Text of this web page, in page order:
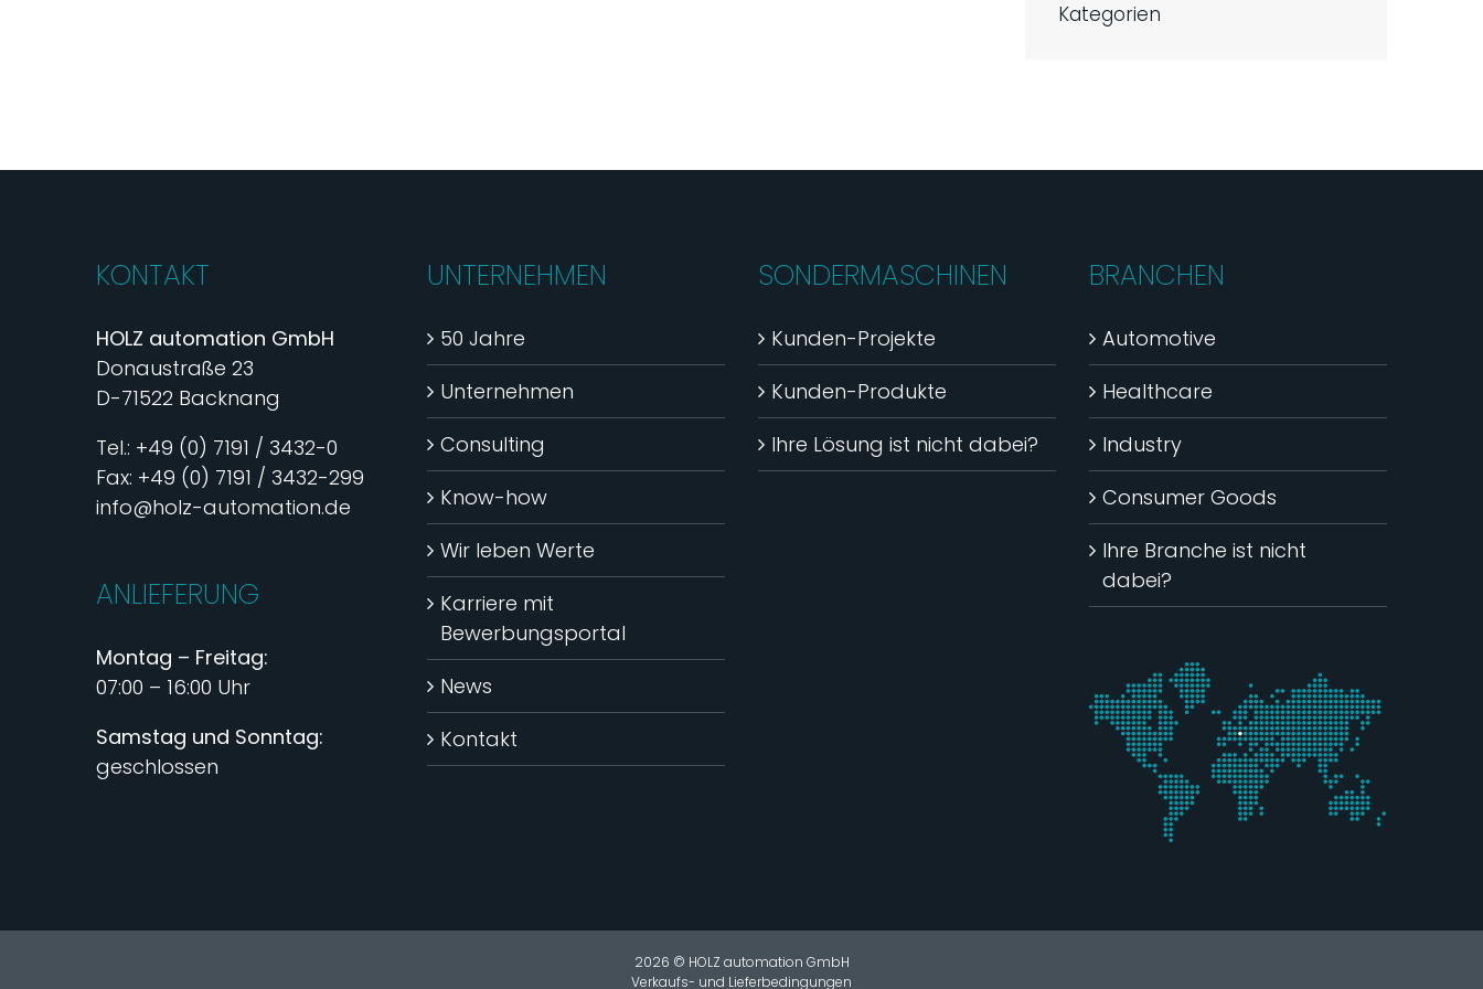
Kategorien
KONTAKT
HOLZ automation GmbH
Donaustraße 23
D-71522 Backnang
Tel.: +49 (0) 7191 / 3432-0
Fax: +49 (0) 7191 / 3432-299
info@holz-automation.de
ANLIEFERUNG
Montag – Freitag:
07:00 – 16:00 Uhr
Samstag und Sonntag:
geschlossen
UNTERNEHMEN
50 Jahre
Unternehmen
Consulting
Know-how
Wir leben Werte
Karriere mit
Bewerbungsportal
News
Kontakt
SONDERMASCHINEN
Kunden-Projekte
Kunden-Produkte
Ihre Lösung ist nicht dabei?
BRANCHEN
Automotive
Healthcare
Industry
Consumer Goods
Ihre Branche ist nicht
dabei?
2026 © HOLZ automation GmbH
Verkaufs- und Lieferbedingungen